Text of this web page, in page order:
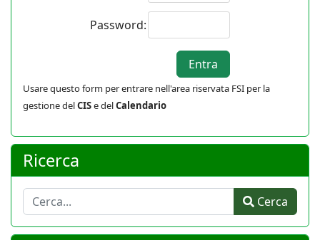
Password:
Usare questo form per entrare nell'area riservata FSI per la
gestione delCISe delCalendario
Ricerca
Cerca Cerca